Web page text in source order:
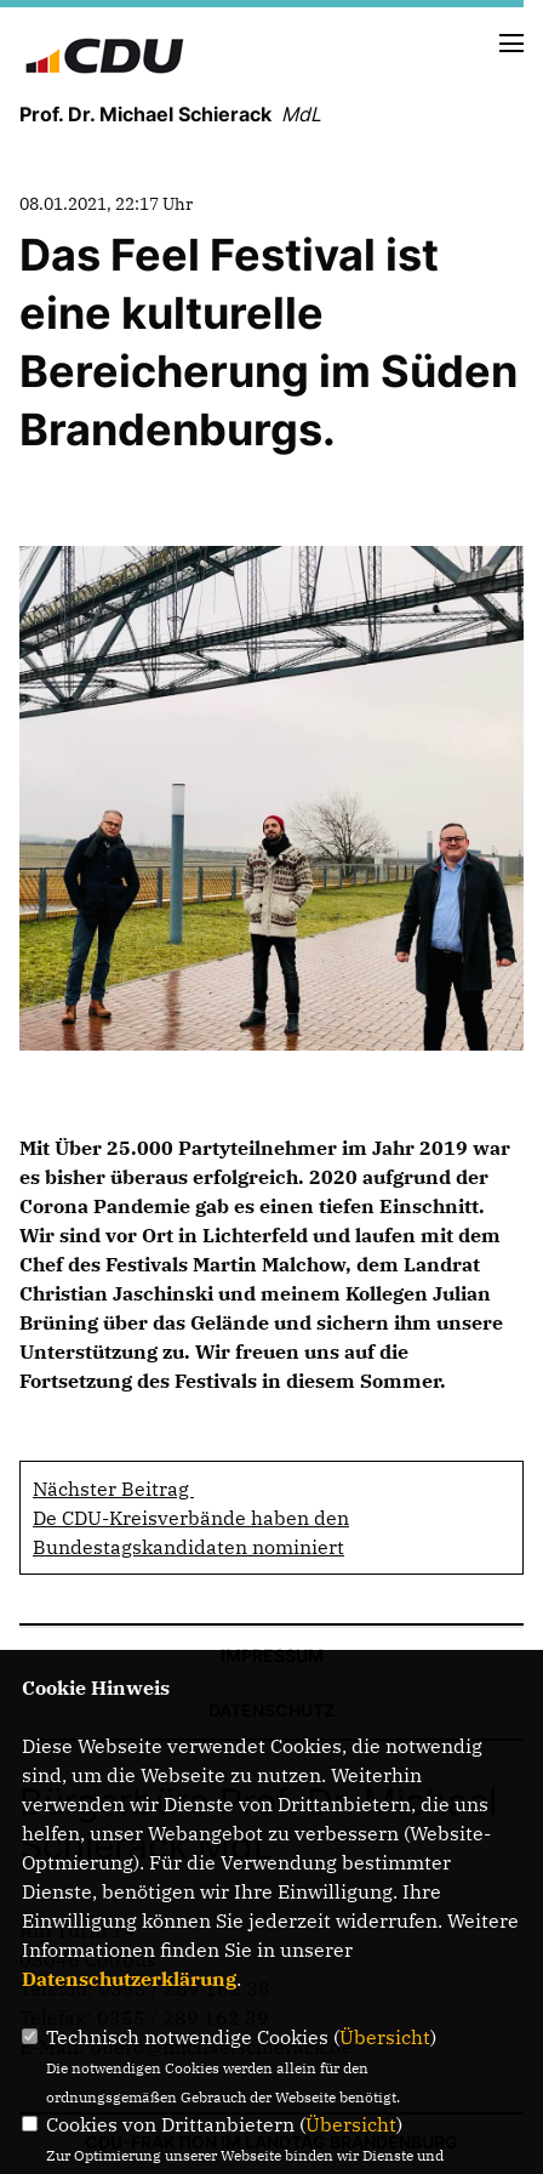
Prof. Dr. Michael Schierack MdL
LEBENSLAUF
HEIMAT UND WERTE
AUSBILDUNG UND WEGMARKEN
BERUFUNG UND MENSCH
BILDUNG
IDENTITÄT
MEINE 10 PUNKTE
PRAKTIKUM
LINKS
08.01.2021, 22:17 Uhr
Das Feel Festival ist
eine kulturelle
Bereicherung im Süden
Brandenburgs.
Mit Über 25.000 Partyteilnehmer im Jahr 2019 war
es bisher überaus erfolgreich. 2020 aufgrund der
Corona Pandemie gab es einen tiefen Einschnitt.
Wir sind vor Ort in Lichterfeld und laufen mit dem
Chef des Festivals Martin Malchow, dem Landrat
Christian Jaschinski und meinem Kollegen Julian
Brüning über das Gelände und sichern ihm unsere
Unterstützung zu. Wir freuen uns auf die
Fortsetzung des Festivals in diesem Sommer.
Nächster Beitrag
De CDU-Kreisverbände haben den
Bundestagskandidaten nominiert
IMPRESSUM
Bürgerbüro Prof. Dr. Michael
Schierack MdL
Am Turm 14
03046 Cottbus
Telefon: 0355 / 289 162 38
E-Mail: buero@michaelschierack.de
Cookie Hinweis
Diese Webseite verwendet Cookies, die notwendig
sind, um die Webseite zu nutzen. Weiterhin
verwenden wir Dienste von Drittanbietern, die uns
helfen, unser Webangebot zu verbessern (Website-
Optmierung). Für die Verwendung bestimmter
Dienste, benötigen wir Ihre Einwilligung. Ihre
Einwilligung können Sie jederzeit widerrufen. Weitere
Informationen finden Sie in unserer
Datenschutzerklärung.
Technisch notwendige Cookies (Übersicht)
Die notwendigen Cookies werden allein für den
ordnungsgemäßen Gebrauch der Webseite benötigt.
Cookies von Drittanbietern (Übersicht)
Zur Optimierung unserer Webseite binden wir Dienste und